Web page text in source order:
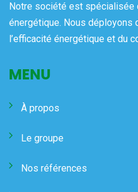
Notre société est spécialisée
énergétique. Nous déployons
l’efficacité énergétique et du
MENU
À propos
Le groupe
Nos références